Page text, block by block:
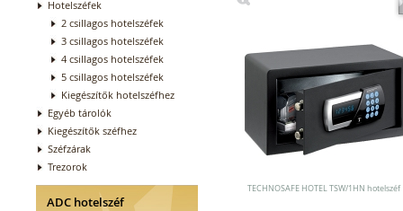
Hotelszéfek
2 csillagos hotelszéfek
3 csillagos hotelszéfek
4 csillagos hotelszéfek
5 csillagos hotelszéfek
Kiegészítők hotelszéfhez
Egyéb tárolók
Kiegészítők széfhez
Széfzárak
Trezorok
ADC hotelszéf
TECHNOSAFE HOTEL TSW/1HN hotelszéf